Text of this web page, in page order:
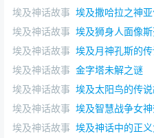
埃及神话故事 埃及撒哈拉之神
埃及神话故事 埃及狮身人面像
埃及神话故事 埃及月神孔斯的
埃及神话故事 金字塔未解之谜
埃及神话故事 埃及太阳鸟的传
埃及神话故事 埃及智慧战争女
埃及神话故事 埃及神话中的正